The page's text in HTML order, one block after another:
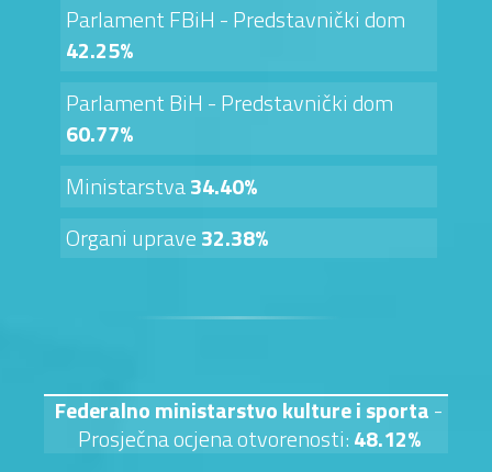
Parlament FBiH - Predstavnički dom
42.25%
Parlament BiH - Predstavnički dom
60.77%
Ministarstva34.40%
Organi uprave32.38%
Federalno ministarstvo kulture i sporta-
Prosječna ocjena otvorenosti:48.12%